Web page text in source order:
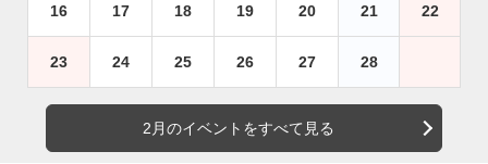
16 17 18 19 20 21 22
23 24 25 26 27 28
2月のイベントをすべて見る